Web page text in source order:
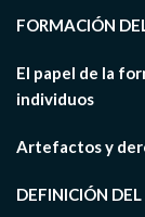
FORMACIÓN
El papel de la
individuos
Artefactos y
DEFINICIÓN